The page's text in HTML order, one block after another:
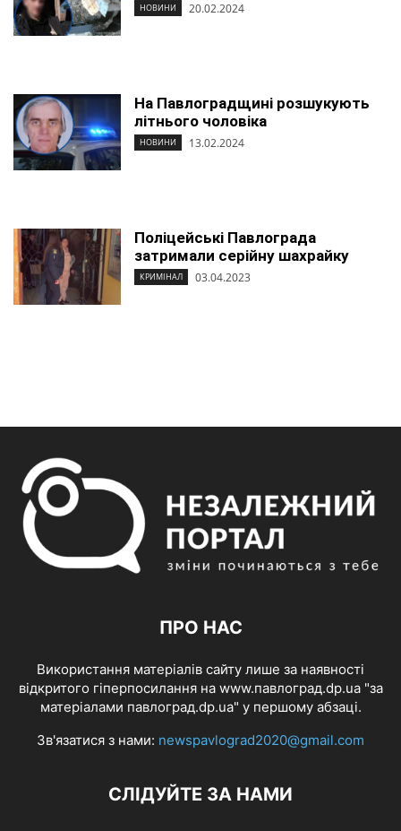
НОВИНИ 20.02.2024
На Павлоградщині розшукують
літнього чоловіка
НОВИНИ 13.02.2024
Поліцейські Павлограда
затримали серійну шахрайку
КРИМІНАЛ 03.04.2023
ПРО НАС
Використання матеріалів сайту лише за наявності
відкритого гіперпосилання на www.павлоград.dp.ua "за
матеріалами павлоград.dp.ua" у першому абзаці.
Зв'язатися з нами: newspavlograd2020@gmail.com
СЛІДУЙТЕ ЗА НАМИ